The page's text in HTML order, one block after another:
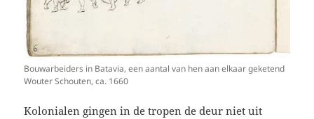
Bouwarbeiders in Batavia, een aantal van hen aan elkaar geketend
Wouter Schouten, ca. 1660
Kolonialen gingen in de tropen de deur niet uit